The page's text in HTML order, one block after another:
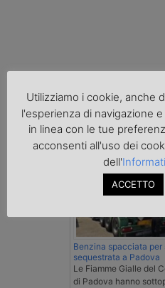
Cronaca
Benzina spacciata per
sequestrata a Padova
Le Fiamme Gialle del
di Padova hanno
Utilizziamo i cookie, anche
l'esperienza di navigazione
in linea con le tue
acconsenti all'uso dei
dell'
ACCETTO